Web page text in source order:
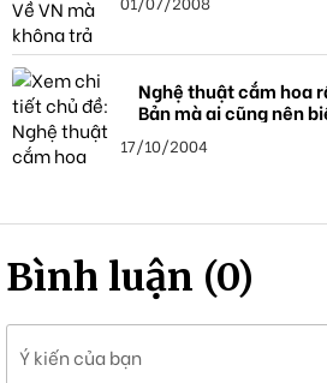
Nghệ thuật cắm hoa
Bản mà ai cũng nên
17/10/2004
Bình luận (0)
Ý kiến của bạn